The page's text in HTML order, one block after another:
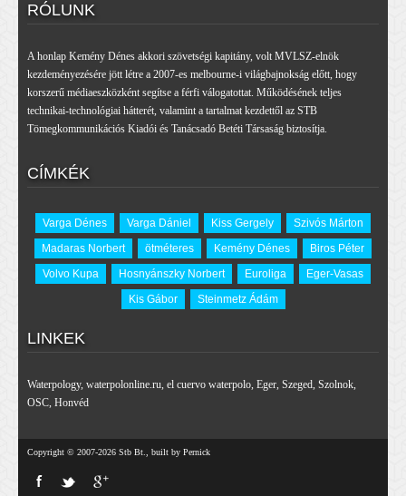
RÓLUNK
A honlap Kemény Dénes akkori szövetségi kapitány, volt MVLSZ-elnök
kezdeményezésére jött létre a 2007-es melbourne-i világbajnokság előtt, hogy
korszerű médiaeszközként segítse a férfi válogatottat. Működésének teljes
technikai-technológiai hátterét, valamint a tartalmat kezdettől az STB
Tömegkommunikációs Kiadói és Tanácsadó Betéti Társaság biztosítja.
CÍMKÉK
Varga Dénes Varga Dániel Kiss Gergely
Szivós Márton
Madaras Norbert
ötméteres Kemény Dénes
Biros Péter
Volvo Kupa
Hosnyánszky Norbert Euroliga
Eger-Vasas
Kis Gábor
Steinmetz Ádám
LINKEK
Waterpology, waterpolonline.ru, el cuervo waterpolo, Eger, Szeged, Szolnok,
OSC, Honvéd
Copyright © 2007-2026 Stb Bt., built by Pernick